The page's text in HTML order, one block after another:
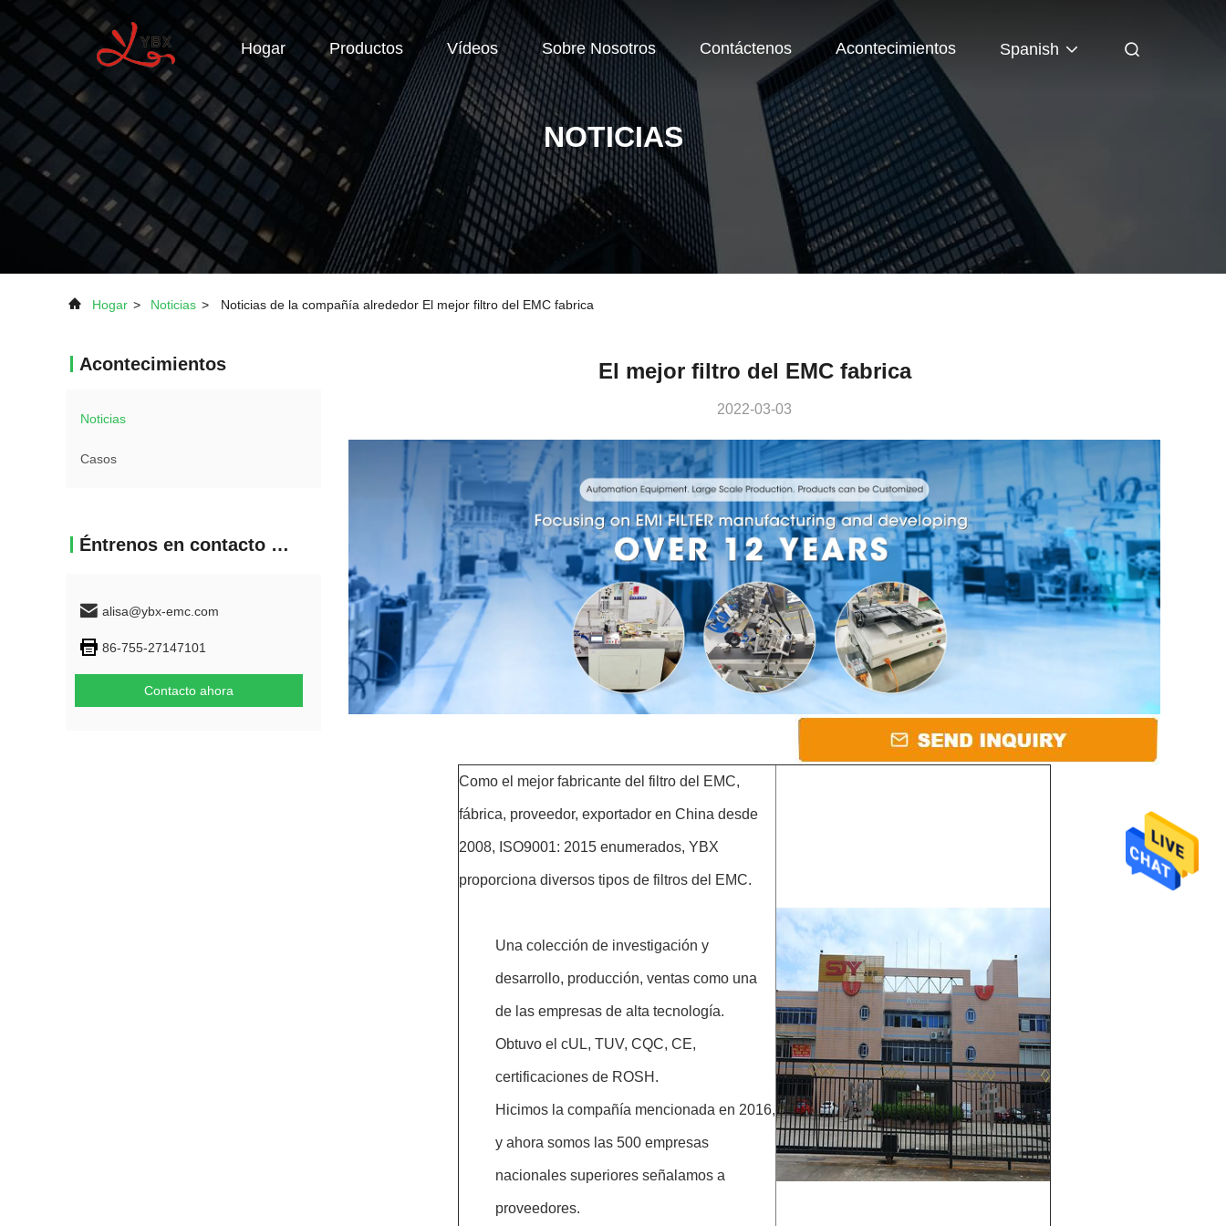
Hogar Productos Vídeos Sobre Nosotros Contáctenos Acontecimientos Spanish
NOTICIAS
Hogar > Noticias > Noticias de la compañía alrededor El mejor filtro del EMC fabrica
Acontecimientos
Noticias
Casos
Éntrenos en contacto con
alisa@ybx-emc.com
86-755-27147101
Contacto ahora
El mejor filtro del EMC fabrica
2022-03-03
Como el mejor fabricante del filtro del EMC,
fábrica, proveedor, exportador en China desde
2008, ISO9001: 2015 enumerados, YBX
proporciona diversos tipos de filtros del EMC.
Una colección de investigación y
desarrollo, producción, ventas como una
de las empresas de alta tecnología.
Obtuvo el cUL, TUV, CQC, CE,
certificaciones de ROSH.
Hicimos la compañía mencionada en 2016,
y ahora somos las 500 empresas
nacionales superiores señalamos a
proveedores.